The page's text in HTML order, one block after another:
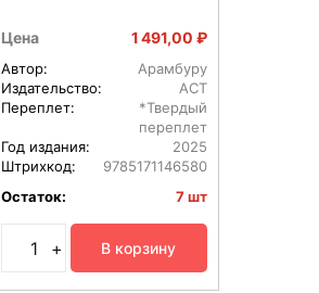
Цена 1 491,00 ₽
Автор:
Арамбуру
Издательство:
АСТ
Переплет:
*Твердый
переплет
Год издания:
2025
Штрихкод:
9785171146580
Остаток:
7 шт
+ В корзину